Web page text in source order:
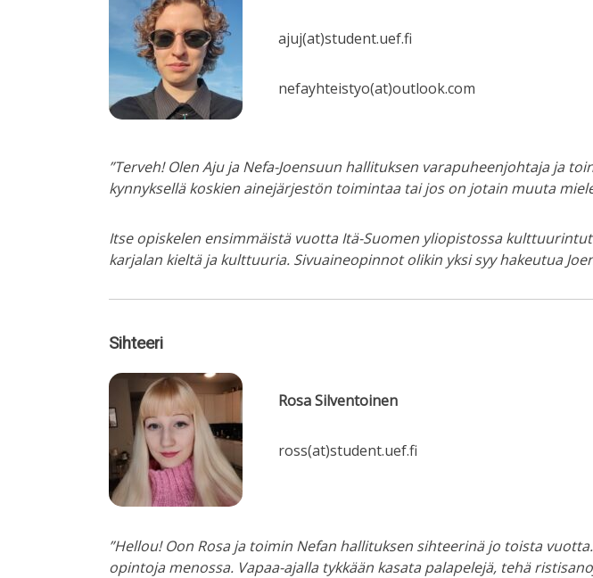
ajuj(at)student.uef.fi
nefayhteistyo(at)outlook.com
”Terveh! Olen Aju ja Nefa-Joensuun hallituksen varapuheenjohtaja ja
kynnyksellä koskien ainejärjestön toimintaa tai jos on jotain muuta
Itse opiskelen ensimmäistä vuotta Itä-Suomen yliopistossa
karjalan kieltä ja kulttuuria. Sivuaineopinnot olikin yksi syy hakeutua
Sihteeri
Rosa Silventoinen
ross(at)student.uef.fi
”Hellou! Oon Rosa ja toimin Nefan hallituksen sihteerinä jo toista
opintoja menossa. Vapaa-ajalla tykkään kasata palapelejä, tehä